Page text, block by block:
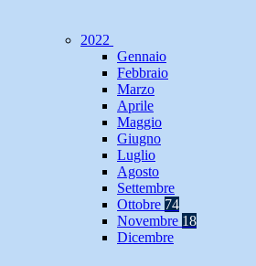
2022
Gennaio
Febbraio
Marzo
Aprile
Maggio
Giugno
Luglio
Agosto
Settembre
Ottobre 74
Novembre 18
Dicembre